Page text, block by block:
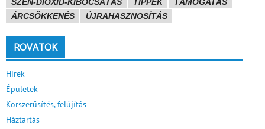
ÁRCSÖKKENÉS
ÚJRAHASZNOSÍTÁS
ROVATOK
Hírek
Épületek
Korszerűsítés, felújítás
Háztartás